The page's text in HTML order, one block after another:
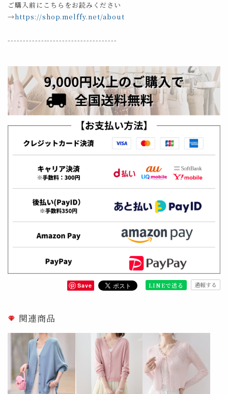
ご購入前にこちらをお読みください
→https://shop.melffy.net/about
------------------------------------
Save LINEで送る 通報する
関連商品